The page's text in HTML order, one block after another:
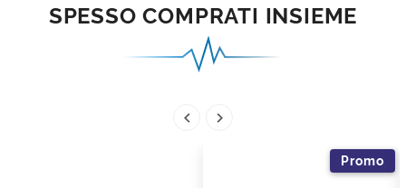
SPESSO COMPRATI INSIEME
 
Promo